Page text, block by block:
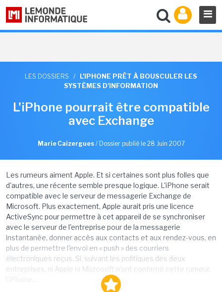
LES DOSSIERS /
L'IPHONE PRÊT À BOUSCULER LES
SYSTÈMES D'INFORMATION
L'iPhone pourrait être compatible
avec Exchange
Marie Caizergues/ Dossier publié le 28 Juin 2007
Les rumeurs aiment Apple. Et si certaines sont plus folles que
d'autres, une récente semble presque logique. L'iPhone serait
compatible avec le serveur de messagerie Exchange de
Microsoft. Plus exactement, Apple aurait pris une licence
ActiveSync pour permettre à cet appareil de se synchroniser
avec le serveur de l'entreprise pour de la messagerie
instantanée, donner accès aux contacts et aux rendez-vous, en
plus de permettre l'envoi en « push » des courriers
électroniques reçus. Si, suivant les politiques des deux
entreprises, ni Apple ni Microsoft n'ont confirmé cette rumeur,